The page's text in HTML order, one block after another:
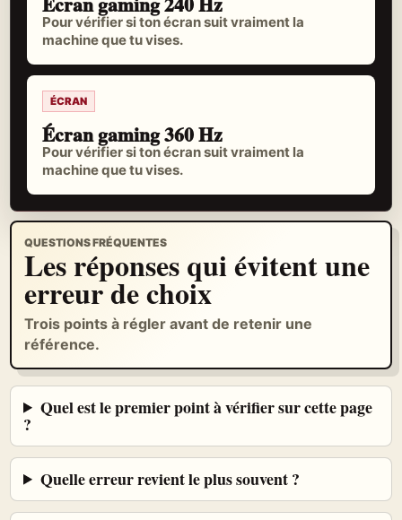
Pour vérifier si ton écran suit vraiment la
machine que tu vises.
ÉCRAN
Écran gaming 360 Hz
Pour vérifier si ton écran suit vraiment la
machine que tu vises.
QUESTIONS FRÉQUENTES
Les réponses qui évitent une
erreur de choix
Trois points à régler avant de retenir une
référence.
Quel est le premier point à vérifier sur cette page
?
Quelle erreur revient le plus souvent ?